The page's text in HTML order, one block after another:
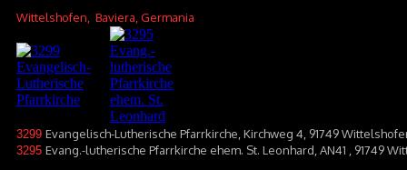
Wittelshofen , Baviera, Germania
3299 Evangelisch-Lutherische Pfarrkirche, Kirchweg 4, 91749
3295 Evang.-lutherische Pfarrkirche ehem. St. Leonhard, AN41 , 91749